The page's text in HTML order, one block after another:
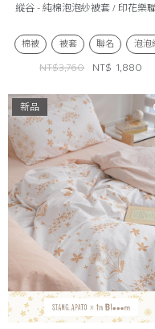
縱谷 - 純棉泡泡紗被套 / 印花樂
棉被 被套 聯名 泡泡
NT$3,760 NT$ 1,880
新品